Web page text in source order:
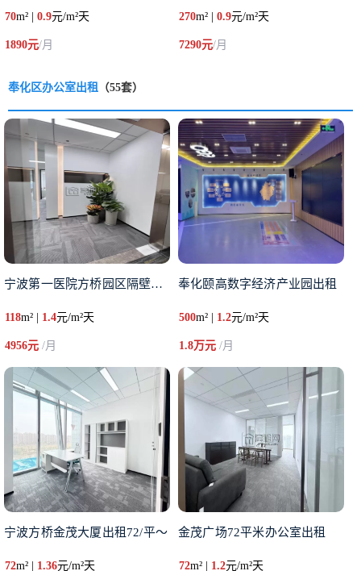
70m² | 0.9元/m²天
1890元/月
270m² |0.9元/m²天
7290元/月
奉化区办公室出租 （55套）
宁波第一医院方桥园区隔壁金茂大
118m² | 1.4元/m²天
4956元 /月
奉化颐高数字经济产业园出租
500m² | 1.2元/m²天
1.8万元/月
宁波方桥金茂大厦出租72/平～
72m² | 1.36元/m²天
金茂广场72平米办公室出租
72m² | 1.2元/m²天